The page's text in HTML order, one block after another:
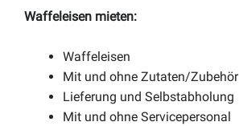
Waffeleisen mieten:
Waffeleisen
Mit und ohne Zutaten/Zubehör
Lieferung und Selbstabholung
Mit und ohne Servicepersonal